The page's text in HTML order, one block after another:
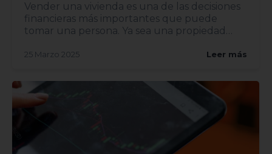
Vender una vivienda es una de las decisiones
financieras más importantes que puede
tomar una persona. Ya sea una propiedad
25 Marzo 2025 Leer más